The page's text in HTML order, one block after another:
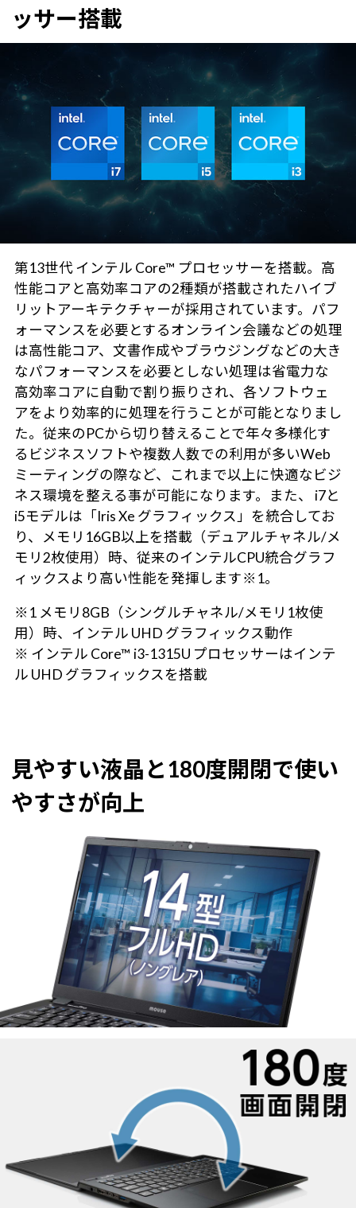
ッサー搭載
第13世代 インテル Core™ プロセッサーを搭載。高
性能コアと高効率コアの2種類が搭載されたハイブ
リットアーキテクチャーが採用されています。パフ
ォーマンスを必要とするオンライン会議などの処理
は高性能コア、文書作成やブラウジングなどの大き
なパフォーマンスを必要としない処理は省電力な
高効率コアに自動で割り振りされ、各ソフトウェ
アをより効率的に処理を行うことが可能となりまし
た。従来のPCから切り替えることで年々多様化す
るビジネスソフトや複数人数での利用が多いWeb
ミーティングの際など、これまで以上に快適なビジ
ネス環境を整える事が可能になります。また、 i7と
i5モデルは「Iris Xe グラフィックス」を統合してお
り、メモリ16GB以上を搭載（デュアルチャネル/メ
モリ2枚使用）時、従来のインテルCPU統合グラフ
ィックスより高い性能を発揮します※1。
※1 メモリ8GB（シングルチャネル/メモリ1枚使
用）時、インテル UHD グラフィックス動作
※ インテル Core™ i3-1315U プロセッサーはインテ
ル UHD グラフィックスを搭載
見やすい液晶と180度開閉で使い
やすさが向上